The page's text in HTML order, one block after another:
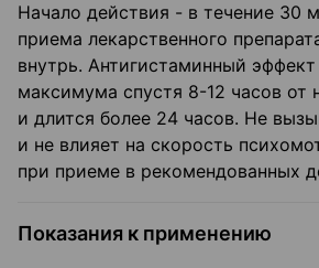
Начало действия - в течение 30
приема лекарственного
внутрь. Антигистаминный эффект
максимума спустя 8-12 часов от
и длится более 24 часов. Не
и не влияет на скорость
при приеме в рекомендованных
Показания к применению